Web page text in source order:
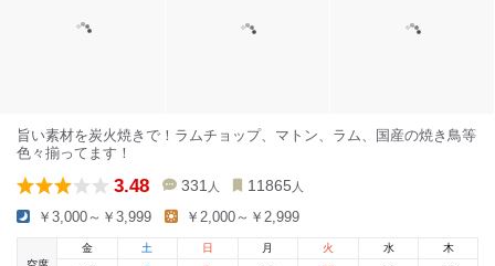
旨い素材を炭火焼きで！ラムチョップ、マトン、ラム、国産の焼き鳥等
色々揃ってます！
3.48 331 人 11865 人
￥3,000～￥3,999 ￥2,000～￥2,999
金
土 日 月 火 水 木